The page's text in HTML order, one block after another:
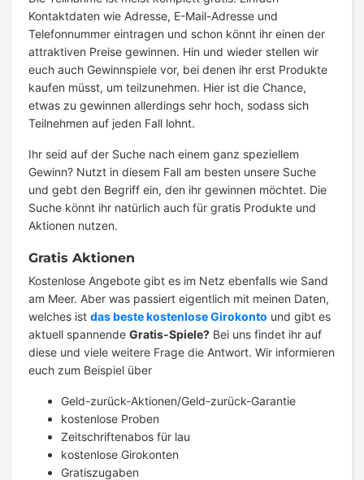
Kontaktdaten wie Adresse, E-Mail-Adresse und
Telefonnummer eintragen und schon könnt ihr einen der
attraktiven Preise gewinnen. Hin und wieder stellen wir
euch auch Gewinnspiele vor, bei denen ihr erst Produkte
kaufen müsst, um teilzunehmen. Hier ist die Chance,
etwas zu gewinnen allerdings sehr hoch, sodass sich
Teilnehmen auf jeden Fall lohnt.
Ihr seid auf der Suche nach einem ganz speziellem
Gewinn? Nutzt in diesem Fall am besten unsere Suche
und gebt den Begriff ein, den ihr gewinnen möchtet. Die
Suche könnt ihr natürlich auch für gratis Produkte und
Aktionen nutzen.
Gratis Aktionen
Kostenlose Angebote gibt es im Netz ebenfalls wie Sand
am Meer. Aber was passiert eigentlich mit meinen Daten,
welches ist das beste kostenlose Girokonto und gibt es
aktuell spannende Gratis-Spiele? Bei uns findet ihr auf
diese und viele weitere Frage die Antwort. Wir informieren
euch zum Beispiel über
Geld-zurück-Aktionen/Geld-zurück-Garantie
kostenlose Proben
Zeitschriftenabos für lau
kostenlose Girokonten
Gratiszugaben